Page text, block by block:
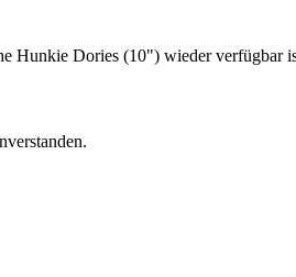
Hunkie Dories (10") wieder verfügbar